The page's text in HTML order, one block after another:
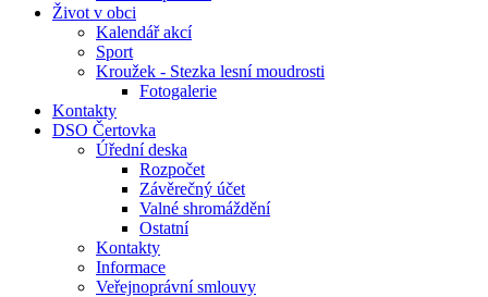
Život v obci
Kalendář akcí
Sport
Kroužek - Stezka lesní moudrosti
Fotogalerie
Kontakty
DSO Čertovka
Úřední deska
Rozpočet
Závěrečný účet
Valné shromáždění
Ostatní
Kontakty
Informace
Veřejnoprávní smlouvy